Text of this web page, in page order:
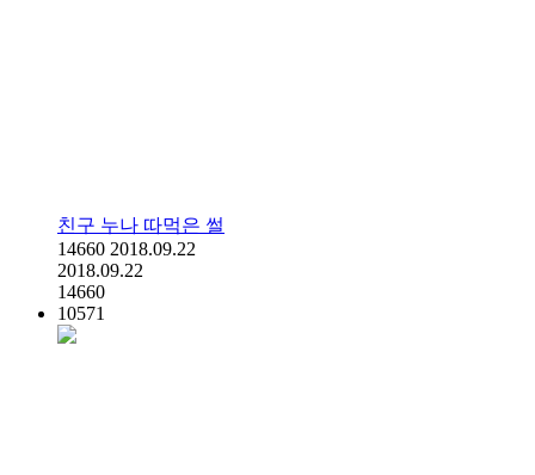
친구 누나 따먹은 썰
14660 2018.09.22
2018.09.22
14660
10571